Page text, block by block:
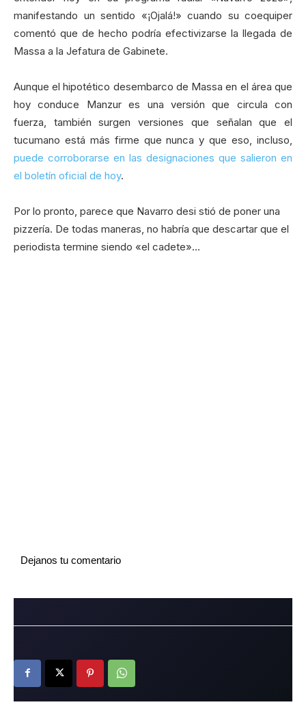
manifestando un sentido «¡Ojalá!» cuando su coequiper
comentó que de hecho podría efectivizarse la llegada de
Massa a la Jefatura de Gabinete.
Aunque el hipotético desembarco de Massa en el área que
hoy conduce Manzur es una versión que circula con
fuerza, también surgen versiones que señalan que el
tucumano está más firme que nunca y que eso, incluso,
puede corroborarse en las designaciones que salieron en
el boletín oficial de hoy.
Por lo pronto, parece que Navarro desi stió de poner una
pizzería. De todas maneras, no habría que descartar que el
periodista termine siendo «el cadete»…
Dejanos tu comentario